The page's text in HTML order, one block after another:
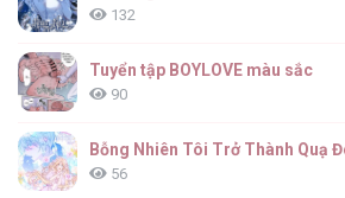
132
Tuyển tập BOYLOVE màu sắc
90
Bỗng Nhiên Tôi Trở Thành Quạ
56